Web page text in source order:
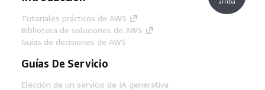
Tutoriales prácticos de AWS
Biblioteca de soluciones de AWS
Guías de decisiones de AWS
Guías De Servicio
Elección de un servicio de IA generativa